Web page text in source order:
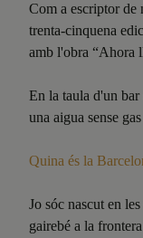
Com a escriptor de
trenta-cinquena
amb l'obra “Ahora
En la taula d'un
una aigua sense
Quina és la
Jo sóc nascut en
gairebé a la